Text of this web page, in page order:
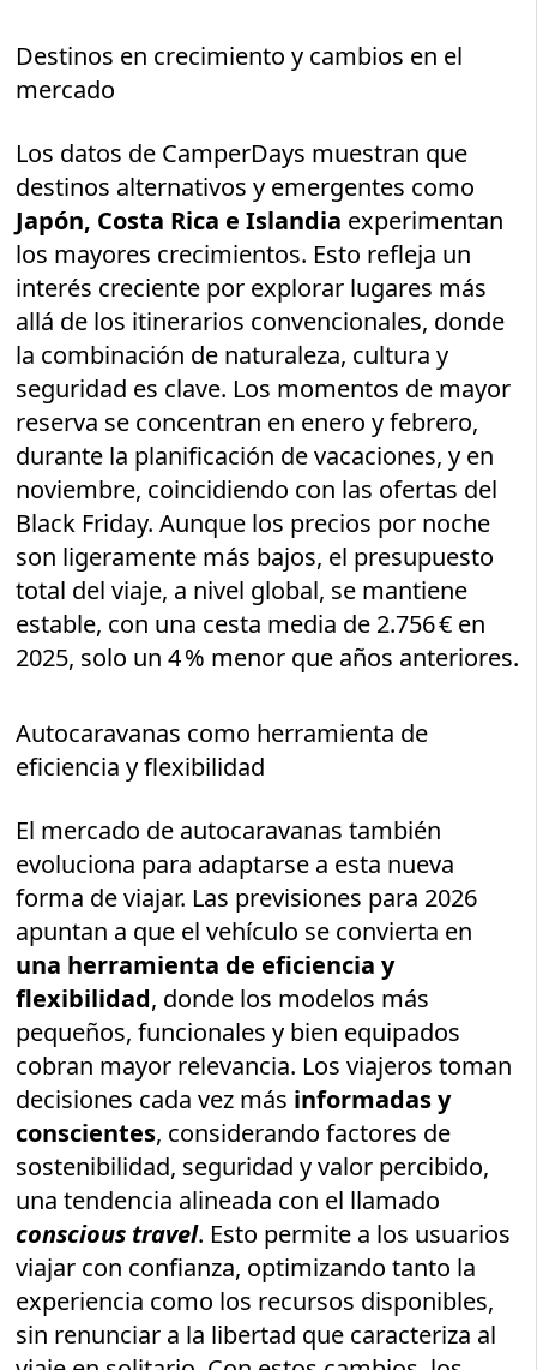
Destinos en crecimiento y cambios en el
mercado
Los datos de CamperDays muestran que
destinos alternativos y emergentes como
Japón, Costa Rica e Islandia experimentan
los mayores crecimientos. Esto refleja un
interés creciente por explorar lugares más
allá de los itinerarios convencionales, donde
la combinación de naturaleza, cultura y
seguridad es clave. Los momentos de mayor
reserva se concentran en enero y febrero,
durante la planificación de vacaciones, y en
noviembre, coincidiendo con las ofertas del
Black Friday. Aunque los precios por noche
son ligeramente más bajos, el presupuesto
total del viaje, a nivel global, se mantiene
estable, con una cesta media de 2.756 € en
2025, solo un 4 % menor que años anteriores.
Autocaravanas como herramienta de
eficiencia y flexibilidad
El mercado de autocaravanas también
evoluciona para adaptarse a esta nueva
forma de viajar. Las previsiones para 2026
apuntan a que el vehículo se convierta en
una herramienta de eficiencia y
flexibilidad, donde los modelos más
pequeños, funcionales y bien equipados
cobran mayor relevancia. Los viajeros toman
decisiones cada vez más informadas y
conscientes, considerando factores de
sostenibilidad, seguridad y valor percibido,
una tendencia alineada con el llamado
conscious travel. Esto permite a los usuarios
viajar con confianza, optimizando tanto la
experiencia como los recursos disponibles,
sin renunciar a la libertad que caracteriza al